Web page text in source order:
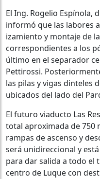
El Ing. Rogelio Espínola,
informó que las labores
izamiento y montaje de
correspondientes a los
último en el separador
Pettirossi.
las pilas y vigas dinteles
ubicados del lado del
El futuro viaducto Las
total aproximada de 750
rampas de ascenso y
será unidireccional y
para dar salida a todo el
centro de Luque con